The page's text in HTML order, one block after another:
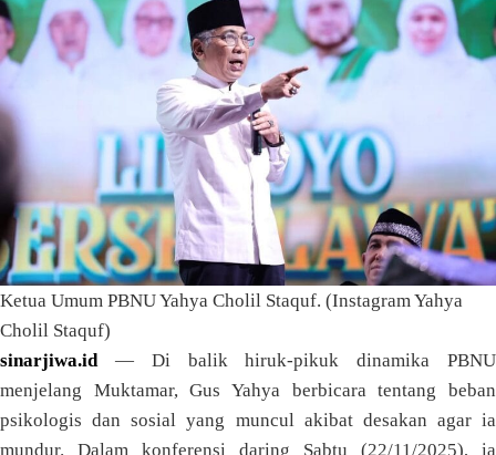
Ketua Umum PBNU Yahya Cholil Staquf. (Instagram Yahya
Cholil Staquf)
sinarjiwa.id— Di balik hiruk-pikuk dinamika PBNU
menjelang Muktamar, Gus Yahya berbicara tentang beban
psikologis dan sosial yang muncul akibat desakan agar ia
mundur. Dalam konferensi daring Sabtu (22/11/2025), ia